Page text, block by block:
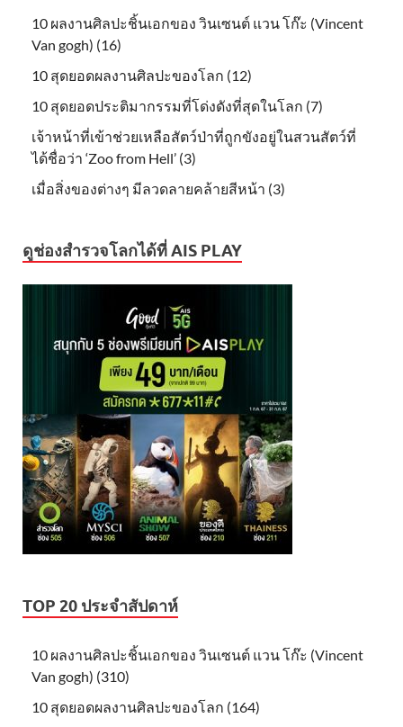
10 ผลงานศิลปะชิ้นเอกของ วินเซนต์ แวน โก๊ะ (Vincent
Van gogh) (16)
10 สุดยอดผลงานศิลปะของโลก (12)
10 สุดยอดประติมากรรมที่โด่งดังที่สุดในโลก (7)
เจ้าหน้าที่เข้าช่วยเหลือสัตว์ป่าที่ถูกขังอยู่ในสวนสัตว์ที่
ได้ชื่อว่า ‘Zoo from Hell’ (3)
เมื่อสิ่งของต่างๆ มีลวดลายคล้ายสีหน้า (3)
ดูช่องสำรวจโลกได้ที่ AIS PLAY
TOP 20 ประจำสัปดาห์
10 ผลงานศิลปะชิ้นเอกของ วินเซนต์ แวน โก๊ะ (Vincent
Van gogh) (310)
10 สุดยอดผลงานศิลปะของโลก (164)